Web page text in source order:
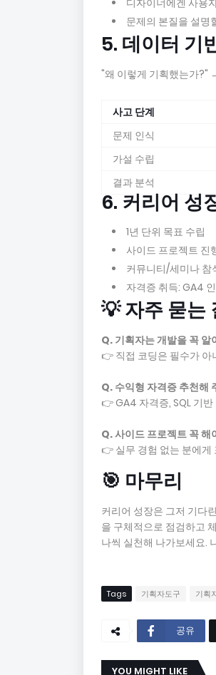
디자이너에겐 사용
문제의 본질을 설명
5. 데이터 기
"왜 이렇게 기획했는가?"
사고 단계
문제 인식
가설 수립
결과 분석
6. 커리어 성
1년 단위 목표 수립
사이드 프로젝트 진
커뮤니티/세미나
자격증 취득: GA4
💡 자주 묻는
Q. 기획자는 개발을 꼭 알
👉 직접 코딩은 필수가 아
Q. 수익형 자격증 추천해
👉 GA4 자격증, SQL 기
Q. 사이드 프로젝트 꼭 해
👉 실무 경험 없는 분에게
🎯 마무리
커리어 성장은 그저 기다
을 구체적으로 점검하고
나씩 실천해 나가보세요.
Tags 기획자도구 기획
공유
YOU MIGHT LIKE